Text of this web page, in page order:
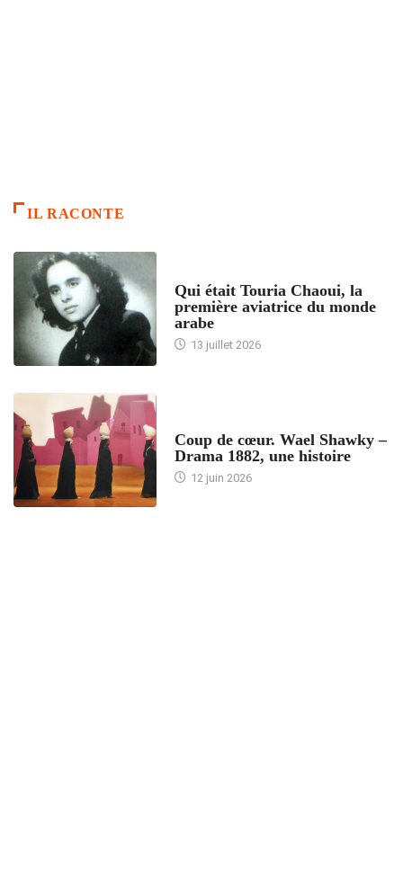
IL RACONTE
Qui était Touria Chaoui, la
première aviatrice du monde
arabe
13 juillet 2026
Coup de cœur. Wael Shawky –
Drama 1882, une histoire
12 juin 2026